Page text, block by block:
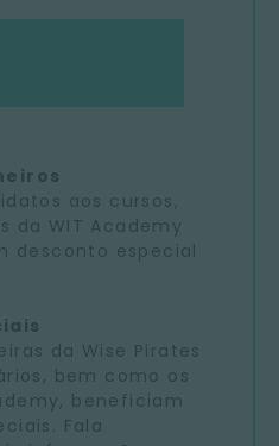
aos cursos,
da WIT Academy
desconto especial
da Wise Pirates
bem como os
beneficiam
Fala